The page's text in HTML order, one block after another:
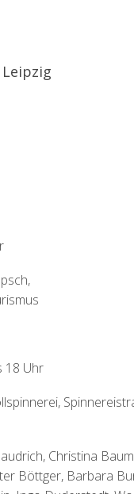
18 Uhr
Christina
Böttger, Barbara